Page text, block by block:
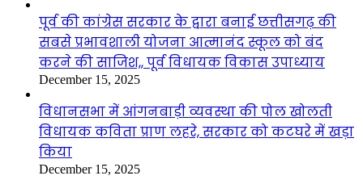
पूर्व की कांग्रेस सरकार के द्वारा बनाई छत्तीसगढ़ की
सबसे प्रभावशाली योजना आत्मानंद स्कूल को बंद
करने की साजिश,, पूर्व विधायक विकास उपाध्याय
December 15, 2025
विधानसभा में आंगनबाड़ी व्यवस्था की पोल खोलती
विधायक कविता प्राण लहरे, सरकार को कटघरे में खड़ा
किया
December 15, 2025